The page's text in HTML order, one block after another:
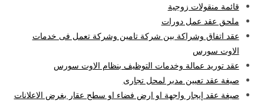
قائمة منقولات زوجية
ملحق عقد عمل دورات
عقد اتفاق وشراكة بين شركة تامين وشركة تعمل فى خدمات
الاوت سورس
عقد توريد عمالة وخدمات التوظيف بنظام الاوت سورس
صيغة عقد تعيين مدير لمحل تجارى
صيغة عقد إيجار واجهة او ارض فضاء او سطح عقار بغرض الاعلانات